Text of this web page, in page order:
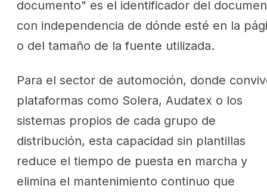
documento" es el identificador del
con independencia de dónde esté en la
o del tamaño de la fuente utilizada.
Para el sector de automoción, donde
plataformas como Solera, Audatex o los
sistemas propios de cada grupo de
distribución, esta capacidad sin plantillas
reduce el tiempo de puesta en marcha y
elimina el mantenimiento continuo que